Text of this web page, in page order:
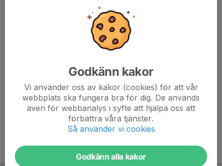
Samling: 18:25, Blidvädersplan
Godkänn kakor
Vi använder oss av kakor (cookies) för att vår
webbplats ska fungera bra för dig. De används
även för webbanalys i syfte att hjälpa oss att
förbättra våra tjänster.
Så använder vi cookies
Godkänn alla kakor